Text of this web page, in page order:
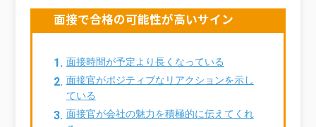
面接で合格の可能性が高いサイン
面接時間が予定より長くなっている
面接官がポジティブなリアクションを示し
ている
面接官が会社の魅力を積極的に伝えてくれ